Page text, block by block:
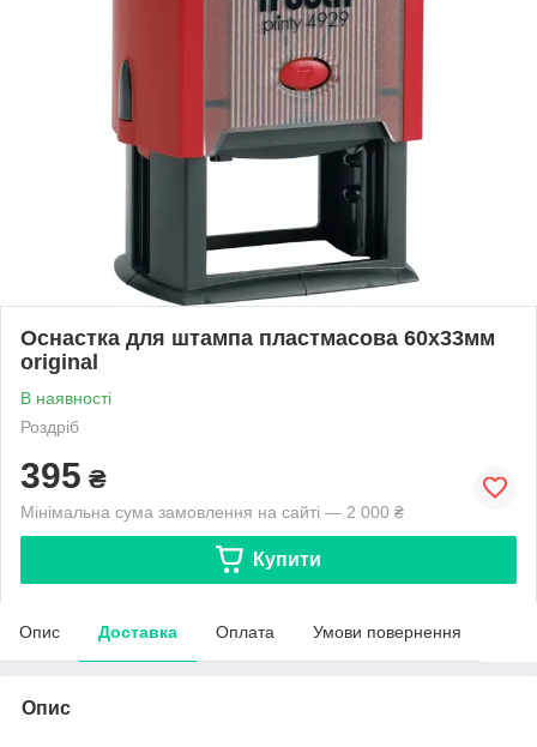
Оснастка для штампа пластмасова 60х33мм
original
В наявності
Роздріб
395 ₴
Мінімальна сума замовлення на сайті — 2 000 ₴
Купити
Опис Доставка Оплата Умови повернення
Опис